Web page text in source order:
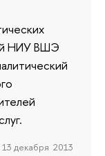
НИУ ВШЭ
13 декабря 2013